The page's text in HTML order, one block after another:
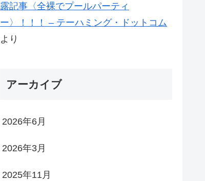
露記事〈全裸でプールパーティ
ー〉！！！ – テーハミング・ドットコム
より
アーカイブ
2026年6月
2026年3月
2025年11月